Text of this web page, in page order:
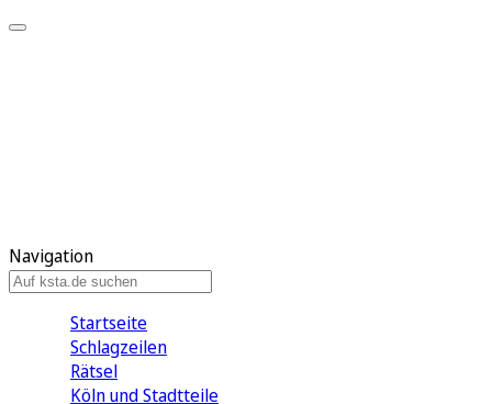
Navigation
Startseite
Schlagzeilen
Rätsel
Köln und Stadtteile